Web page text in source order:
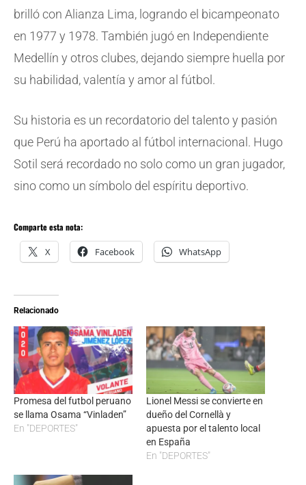
brilló con Alianza Lima, logrando el bicampeonato
en 1977 y 1978. También jugó en Independiente
Medellín y otros clubes, dejando siempre huella por
su habilidad, valentía y amor al fútbol.
Su historia es un recordatorio del talento y pasión
que Perú ha aportado al fútbol internacional. Hugo
Sotil será recordado no solo como un gran jugador,
sino como un símbolo del espíritu deportivo.
Comparte esta nota:
X Facebook WhatsApp
Relacionado
Promesa del futbol peruano
se llama Osama “Vinladen”
En "DEPORTES"
Lionel Messi se convierte en
dueño del Cornellà y
apuesta por el talento local
en España
En "DEPORTES"